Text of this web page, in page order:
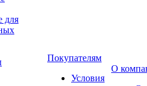
для
Покупателям
Условия
О